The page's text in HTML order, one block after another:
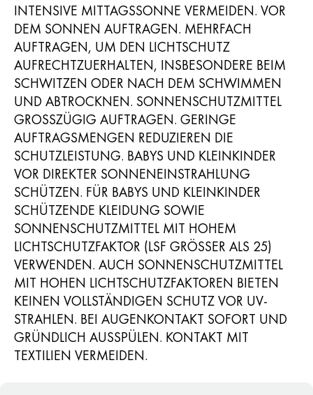
INTENSIVE MITTAGSSONNE VERMEIDEN. VOR
DEM SONNEN AUFTRAGEN. MEHRFACH
AUFTRAGEN, UM DEN LICHTSCHUTZ
AUFRECHTZUERHALTEN, INSBESONDERE BEIM
SCHWITZEN ODER NACH DEM SCHWIMMEN
UND ABTROCKNEN. SONNENSCHUTZMITTEL
GROSSZÜGIG AUFTRAGEN. GERINGE A
UFTRAGSMENGEN REDUZIEREN DIE S
CHUTZLEISTUNG. BABYS UND KLEINKINDER V
OR DIREKTER SONNENEINSTRAHLUNG S
CHÜTZEN. FÜR BABYS UND KLEINKINDER S
CHÜTZENDE KLEIDUNG SOWIE S
ONNENSCHUTZMITTEL MIT HOHEM L
ICHTSCHUTZFAKTOR (LSF GRÖSSER ALS 25) VE
RWENDEN. AUCH SONNENSCHUTZMITTEL MI
T HOHEN LICHTSCHUTZFAKTOREN BIETEN KE
INEN VOLLSTÄNDIGEN SCHUTZ VOR UV-ST
RAHLEN. BEI AUGENKONTAKT SOFORT UND GR
ÜNDLICH AUSSPÜLEN. KONTAKT MIT TE
XTILIEN VERMEIDEN.